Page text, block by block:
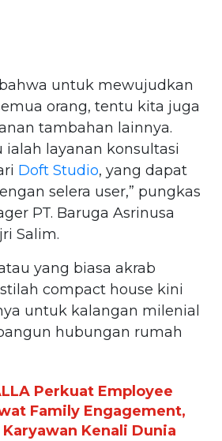
untuk mewujudkan
orang, tentu kita juga
tambahan lainnya.
ialah layanan konsultasi
Doft Studio, yang dapat
selera user,” pungkas
PT. Baruga Asrinusa
Salim.
yang biasa akrab
compact house kini
untuk kalangan milenial
hubungan rumah
Perkuat Employee
Family Engagement,
Kenali Dunia